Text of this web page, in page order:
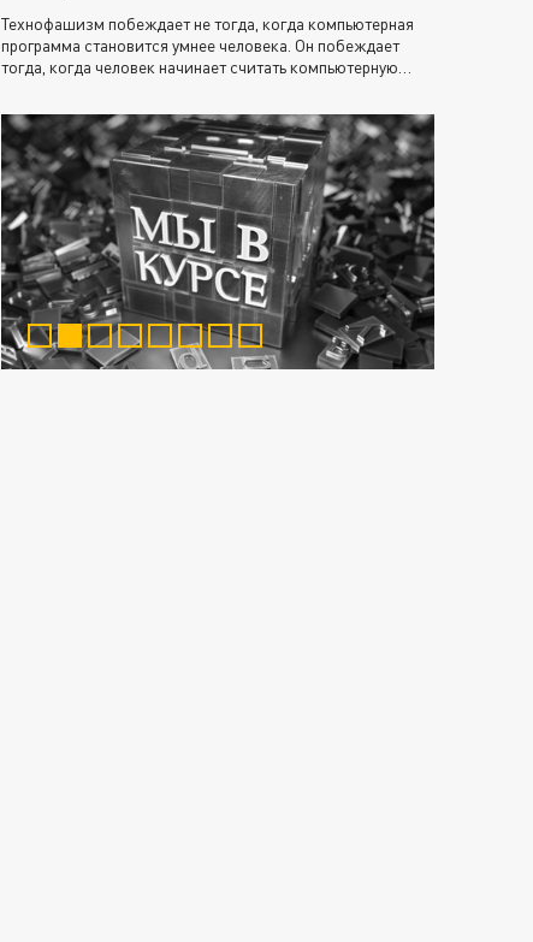
Технофашизм побеждает не тогда, когда компьютерная
программа становится умнее человека. Он побеждает
тогда, когда человек начинает считать компьютерную